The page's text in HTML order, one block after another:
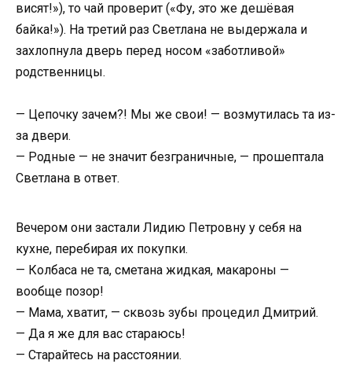
висят!»), то чай проверит («Фу, это же дешёвая
байка!»). На третий раз Светлана не выдержала и
захлопнула дверь перед носом «заботливой»
родственницы.
— Цепочку зачем?! Мы же свои! — возмутилась та из-
за двери.
— Родные — не значит безграничные, — прошептала
Светлана в ответ.
Вечером они застали Лидию Петровну у себя на
кухне, перебирая их покупки.
— Колбаса не та, сметана жидкая, макароны —
вообще позор!
— Мама, хватит, — сквозь зубы процедил Дмитрий.
— Да я же для вас стараюсь!
— Старайтесь на расстоянии.